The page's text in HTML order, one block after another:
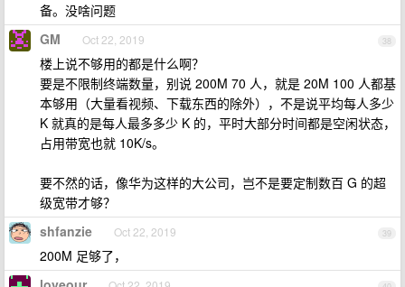
备。没啥问题
38
GM Oct 22, 2019
楼上说不够用的都是什么啊？
要是不限制终端数量，别说 200M 70 人，就是 20M 100 人都基
本够用（大量看视频、下载东西的除外），不是说平均每人多少
K 就真的是每人最多多少 K 的，平时大部分时间都是空闲状态，
占用带宽也就 10K/s。
要不然的话，像华为这样的大公司，岂不是要定制数百 G 的超
级宽带才够？
39
shfanzie Oct 22, 2019
200M 足够了，